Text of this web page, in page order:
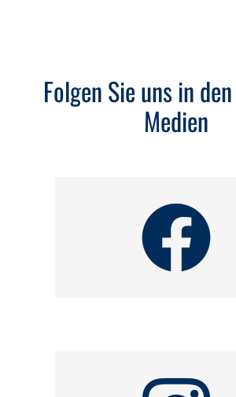
Folgen Sie uns in
Medien